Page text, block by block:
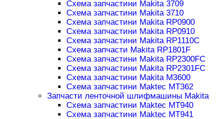
Схема запчастини Makita 3709
Схема запчастини Makita 3710
Схема запчастини Makita RP0900
Схема запчастини Makita RP0910
Схема запчастини Makita RP1110C
Схема запчасти Makita RP1801F
Схема запчастини Makita RP2300FC
Схема запчастини Makita RP2301FC
Схема запчастини Makita M3600
Схема запчастини Maktec MT362
Запчасти ленточной шлифмашины Makita
Схема запчастини Maktec MT940
Схема запчастини Maktec MT941